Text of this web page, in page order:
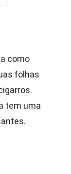
como
folhas
tem uma